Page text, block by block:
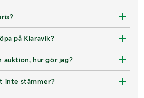
på Klaravik?
auktion, hur gör jag?
inte stämmer?